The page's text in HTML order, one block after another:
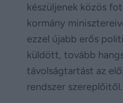
készüljenek közös
kormány
ezzel újabb erős
küldött, tovább
távolságtartást az
rendszer szereplőitől.